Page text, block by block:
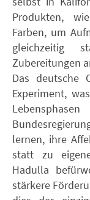
Produkten,
Farben, um
gleichzeitig
Zubereitungen
Das deutsche
Experiment,
lernen, ihre
statt zu
Hadulla
stärkere